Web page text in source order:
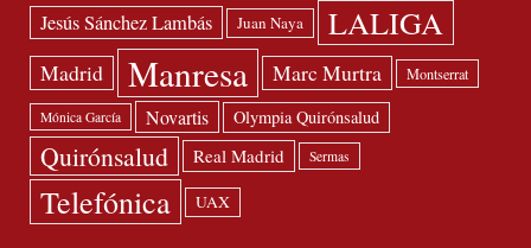
Jesús Sánchez Lambás Juan Naya LALIGA
Madrid Manresa Marc Murtra Montserrat
Mónica García Novartis Olympia Quirónsalud
Quirónsalud Real Madrid Sermas
Telefónica UAX